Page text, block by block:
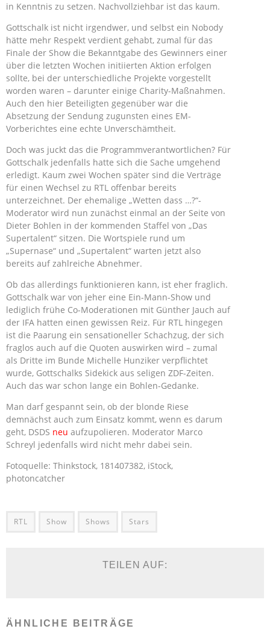
in Kenntnis zu setzen. Nachvollziehbar ist das kaum.
Gottschalk ist nicht irgendwer, und selbst ein Nobody
hätte mehr Respekt verdient gehabt, zumal für das
Finale der Show die Bekanntgabe des Gewinners einer
über die letzten Wochen initiierten Aktion erfolgen
sollte, bei der unterschiedliche Projekte vorgestellt
worden waren – darunter einige Charity-Maßnahmen.
Auch den hier Beteiligten gegenüber war die
Absetzung der Sendung zugunsten eines EM-
Vorberichtes eine echte Unverschämtheit.
Doch was juckt das die Programmverantwortlichen? Für
Gottschalk jedenfalls hatte sich die Sache umgehend
erledigt. Kaum zwei Wochen später sind die Verträge
für einen Wechsel zu RTL offenbar bereits
unterzeichnet. Der ehemalige „Wetten dass …?“-
Moderator wird nun zunächst einmal an der Seite von
Dieter Bohlen in der kommenden Staffel von „Das
Supertalent“ sitzen. Die Wortspiele rund um
„Supernase“ und „Supertalent“ warten jetzt also
bereits auf zahlreiche Abnehmer.
Ob das allerdings funktionieren kann, ist eher fraglich.
Gottschalk war von jeher eine Ein-Mann-Show und
lediglich frühe Co-Moderationen mit Günther Jauch auf
der IFA hatten einen gewissen Reiz. Für RTL hingegen
ist die Paarung ein sensationeller Schachzug, der sich
fraglos auch auf die Quoten auswirken wird – zumal
als Dritte im Bunde Michelle Hunziker verpflichtet
wurde, Gottschalks Sidekick aus seligen ZDF-Zeiten.
Auch das war schon lange ein Bohlen-Gedanke.
Man darf gespannt sein, ob der blonde Riese
demnächst auch zum Einsatz kommt, wenn es darum
geht, DSDS neu aufzupolieren. Moderator Marco
Schreyl jedenfalls wird nicht mehr dabei sein.
Fotoquelle: Thinkstock, 181407382, iStock,
photoncatcher
RTL Show Shows Stars
TEILEN AUF:
ÄHNLICHE BEITRÄGE